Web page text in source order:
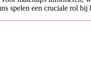
spelen een cruciale rol